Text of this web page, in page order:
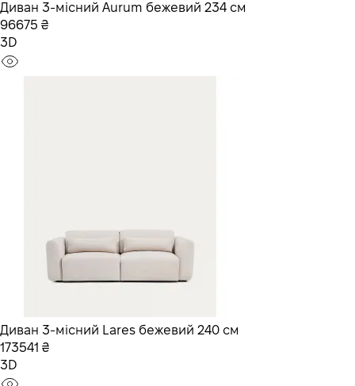
Диван 3-місний Aurum бежевий 234 см
96675 ₴
3D
Диван 3-місний Lares бежевий 240 см
173541 ₴
3D